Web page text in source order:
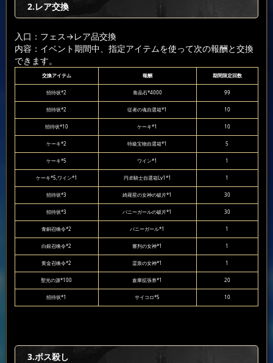
2.レア交換
入口：フェス→レア品交換
内容：イベント期間中、指定アイテムを使って次の報酬と交換
できます。
交換アイテム 報酬 期間限定回数
招待状*2 青晶石*4000 99
招待状*2 従者の魂自選箱*1 10
招待状*10 ケーキ*1 10
ケーキ*2 特級宝物自選箱*1 5
ケーキ*5 ワイン*1 1
ケーキ*5,ワイン*1 円卓騎士自選箱Lv1*1 1
招待状*3 綺羅星の女神の破片*1 30
招待状*3 バニーガールの破片*1 30
青銅召喚令*2 バニーガール*1 1
白銀召喚令*2 審判の女神*1 1
黄金召喚令*2 霊泉の女神*1 1
聖光の源*100 倉庫拡張券*1 20
招待状*1 サイコロ*5 10
3.ボス殺し